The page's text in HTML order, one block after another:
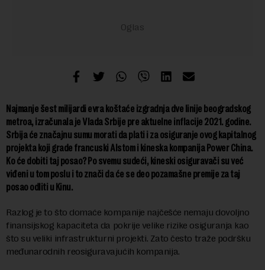
Najmanje šest milijardi evra koštaće izgradnja dve linije beogradskog
metroa, izračunala je Vlada Srbije pre aktuelne inflacije 2021. godine.
Srbija će značajnu sumu morati da plati i za osiguranje ovog kapitalnog
projekta koji grade francuski Alstom i kineska kompanija Power China.
Ko će dobiti taj posao? Po svemu sudeći, kineski osiguravači su već
viđeni u tom poslu i to znači da će se deo pozamašne premije za taj
posao odliti u Kinu.
Razlog je to što domaće kompanije najčešće nemaju dovoljno
finansijskog kapaciteta da pokrije velike rizike osiguranja kao
što su veliki infrastrukturni projekti. Zato često traže podršku
međunarodnih reosiguravajućih kompanija.